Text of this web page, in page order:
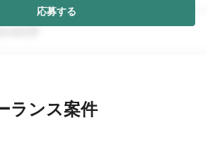
応募する
ランス案件